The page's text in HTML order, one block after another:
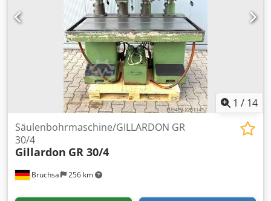
1 / 14
Bruchsal 256 km
Säulenbohrmaschine/GILLARDON GR
30/4
Gillardon GR 30/4